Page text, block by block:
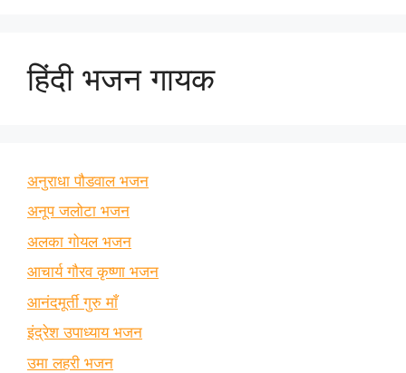
हिंदी भजन गायक
अनुराधा पौडवाल भजन
अनूप जलोटा भजन
अलका गोयल भजन
आचार्य गौरव कृष्णा भजन
आनंदमूर्ती गुरु माँ
इंद्रेश उपाध्याय भजन
उमा लहरी भजन